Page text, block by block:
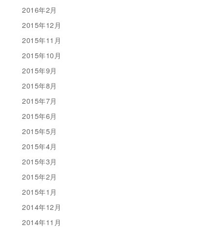
2016年2月
2015年12月
2015年11月
2015年10月
2015年9月
2015年8月
2015年7月
2015年6月
2015年5月
2015年4月
2015年3月
2015年2月
2015年1月
2014年12月
2014年11月